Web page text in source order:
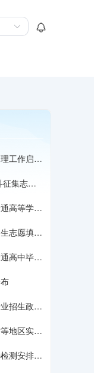
工作启动
征集志
高等学校
志愿填报
高中毕业
招生政治
地区实施
测安排来